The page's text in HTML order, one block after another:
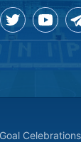
Goal